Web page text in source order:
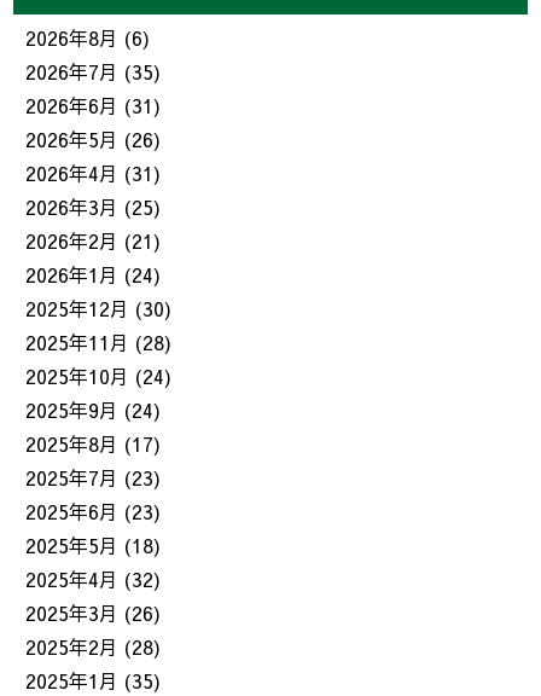
2026年8月 (6)
2026年7月 (35)
2026年6月 (31)
2026年5月 (26)
2026年4月 (31)
2026年3月 (25)
2026年2月 (21)
2026年1月 (24)
2025年12月 (30)
2025年11月 (28)
2025年10月 (24)
2025年9月 (24)
2025年8月 (17)
2025年7月 (23)
2025年6月 (23)
2025年5月 (18)
2025年4月 (32)
2025年3月 (26)
2025年2月 (28)
2025年1月 (35)